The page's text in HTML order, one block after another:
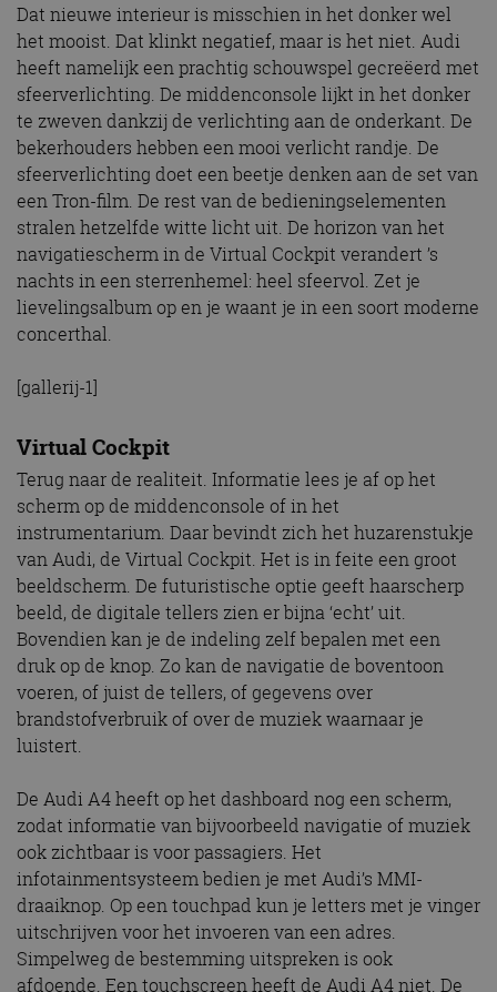
Dat nieuwe interieur is misschien in het donker wel
het mooist. Dat klinkt negatief, maar is het niet. Audi
heeft namelijk een prachtig schouwspel gecreëerd met
sfeerverlichting. De middenconsole lijkt in het donker
te zweven dankzij de verlichting aan de onderkant. De
bekerhouders hebben een mooi verlicht randje. De
sfeerverlichting doet een beetje denken aan de set van
een Tron-film. De rest van de bedieningselementen
stralen hetzelfde witte licht uit. De horizon van het
navigatiescherm in de Virtual Cockpit verandert ’s
nachts in een sterrenhemel: heel sfeervol. Zet je
lievelingsalbum op en je waant je in een soort moderne
concerthal.
[gallerij-1]
Virtual Cockpit
Terug naar de realiteit. Informatie lees je af op het
scherm op de middenconsole of in het
instrumentarium. Daar bevindt zich het huzarenstukje
van Audi, de Virtual Cockpit. Het is in feite een groot
beeldscherm. De futuristische optie geeft haarscherp
beeld, de digitale tellers zien er bijna ‘echt’ uit.
Bovendien kan je de indeling zelf bepalen met een
druk op de knop. Zo kan de navigatie de boventoon
voeren, of juist de tellers, of gegevens over
brandstofverbruik of over de muziek waarnaar je
luistert.
De Audi A4 heeft op het dashboard nog een scherm,
zodat informatie van bijvoorbeeld navigatie of muziek
ook zichtbaar is voor passagiers. Het
infotainmentsysteem bedien je met Audi’s MMI-
draaiknop. Op een touchpad kun je letters met je vinger
uitschrijven voor het invoeren van een adres.
Simpelweg de bestemming uitspreken is ook
afdoende. Een touchscreen heeft de Audi A4 niet. De